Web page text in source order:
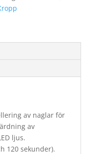
av naglar för
av
ljus.
120 sekunder).